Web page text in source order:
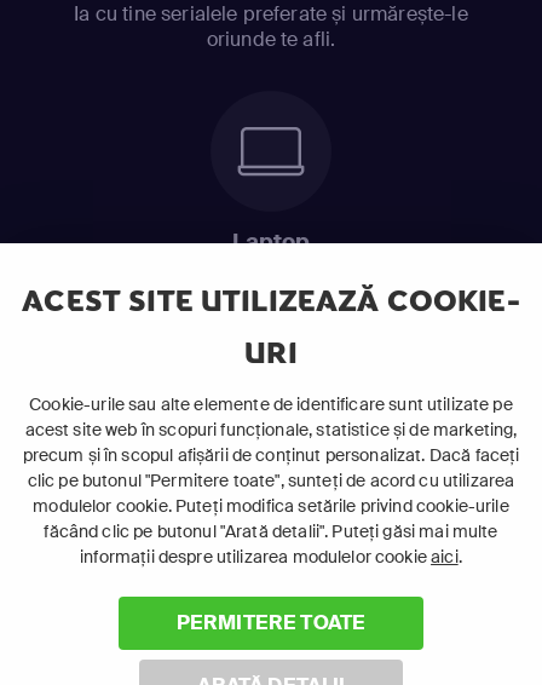
ACEST SITE UTILIZEAZĂ COOKIE-
URI
Cookie-urile sau alte elemente de identificare sunt utilizate pe
acest site web în scopuri funcționale, statistice și de marketing,
precum și în scopul afișării de conținut personalizat. Dacă faceți
clic pe butonul "Permitere toate", sunteți de acord cu utilizarea
modulelor cookie. Puteți modifica setările privind cookie-urile
făcând clic pe butonul "Arată detalii". Puteți găsi mai multe
informații despre utilizarea modulelor cookieaici.
PERMITERE TOATE
Ia cu tine serialele preferate și urmărește-le
oriunde te afli.
Laptop
ABONEAZĂ-TE ACUM
Cerințe de sistem
2026 Canal+ Luxembourg S. à r.l. - Toate drepturile rezervate
Focus Sat este o marcă înregistrată aparținând Canal+